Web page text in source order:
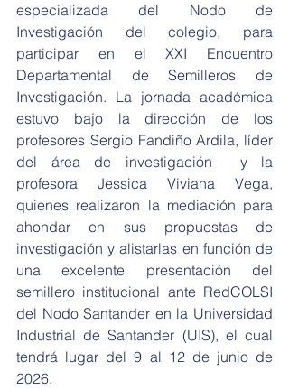
especializada del Nodo de
Investigación del colegio, para
participar en el XXI Encuentro
Departamental de Semilleros de
Investigación. La jornada académica
estuvo bajo la dirección de los
profesores Sergio Fandiño Ardila, líder
del área de investigación  y la
profesora Jessica Viviana Vega,
quienes realizaron la mediación para
ahondar en sus propuestas de
investigación y alistarlas en función de
una excelente presentación del
semillero institucional ante RedCOLSI
del Nodo Santander en la Universidad
Industrial de Santander (UIS), el cual
tendrá lugar del 9 al 12 de junio de
2026.